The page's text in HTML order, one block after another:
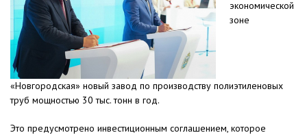
экономической
зоне
«Новгородская» новый завод по производству полиэтиленовых
труб мощностью 30 тыс. тонн в год.
Это предусмотрено инвестиционным соглашением, которое